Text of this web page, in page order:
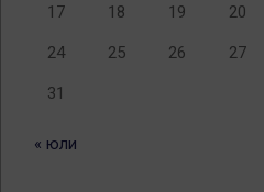
17 18 19 20
24 25 26 27
31
« юли